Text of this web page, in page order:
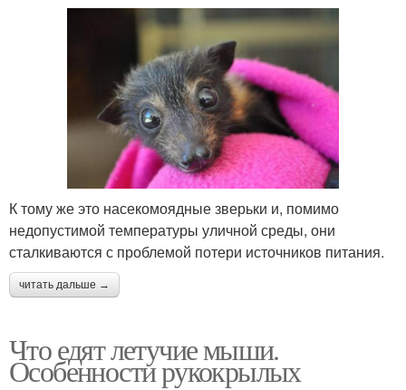
К тому же это насекомоядные зверьки и, помимо
недопустимой температуры уличной среды, они
сталкиваются с проблемой потери источников питания.
читать дальше →
Что едят летучие мыши.
Особенности рукокрылых